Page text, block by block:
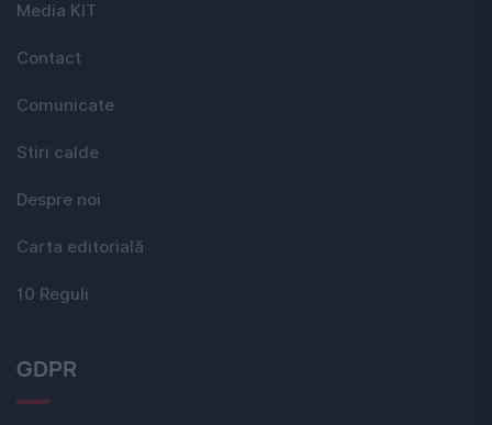
Media KIT
Contact
Comunicate
Stiri calde
Despre noi
Carta editorială
10 Reguli
GDPR